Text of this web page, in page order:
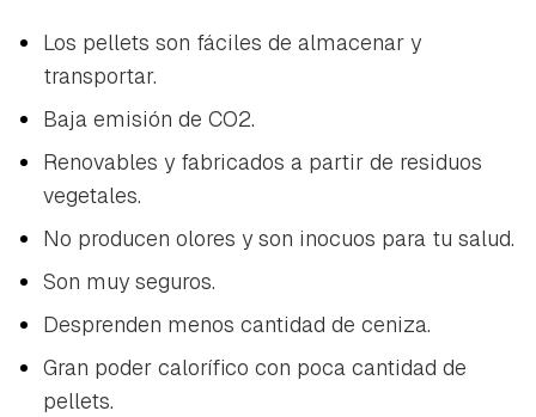
Los pellets son fáciles de almacenar y
transportar.
Baja emisión de CO2.
Renovables y fabricados a partir de residuos
vegetales.
No producen olores y son inocuos para tu salud.
Son muy seguros.
Desprenden menos cantidad de ceniza.
Gran poder calorífico con poca cantidad de
pellets.